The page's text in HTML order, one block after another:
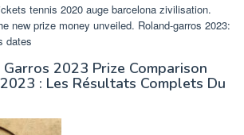
tennis 2020 auge barcelona zivilisation.
new prize money unveiled. Roland-garros 2023:
dates
2023 Prize Comparison
: Les Résultats Complets Du